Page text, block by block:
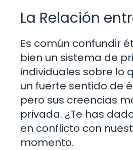
La Relación
Es común confundir
bien un sistema de
individuales sobre lo
un fuerte sentido de
pero sus creencias
privada. ¿Te has
en conflicto con
momento.